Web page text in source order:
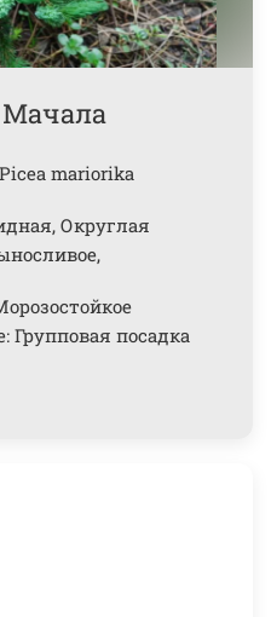
mariorika
Округлая
Групповая посадка